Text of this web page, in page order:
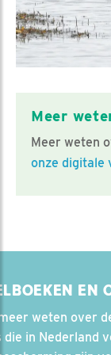
Meer
Meer weten
onze digitale
EN
weten over
die in Nederland